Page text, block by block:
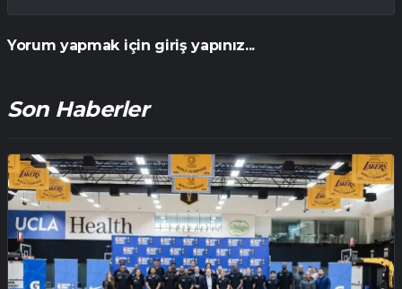
Yorum yapmak için giriş yapınız...
Son Haberler